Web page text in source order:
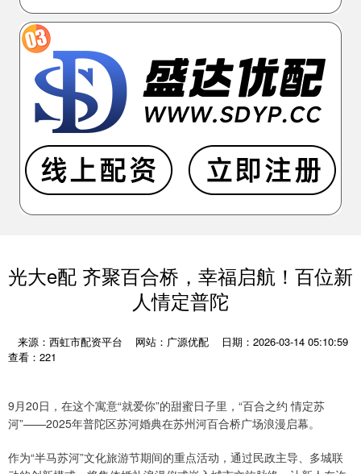
光大e配 齐聚百合桥，幸福启航！百位新
人情定普陀
来源：西虹市配资平台 网站：广源优配
日期：2026-03-14 05:10:59
查看：221
9月20日，在这个寓意“就爱你”的甜蜜日子里，“百合之约 情定苏
河”——2025年普陀区苏河婚典在苏州河百合桥广场浪漫启幕。
作为“半马苏河”文化旅游节期间的重点活动，通过民政主导、多城联